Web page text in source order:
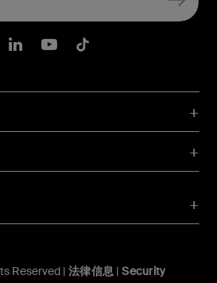
Reserved | 法律信息 |Security
Facebook
Instagram
Belkin LInkedIn
Belkin Youtube
Belkin